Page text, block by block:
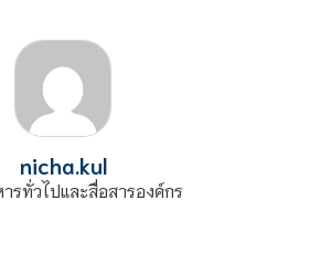
nicha.kul
รทั่วไปและสื่อสารองค์กร